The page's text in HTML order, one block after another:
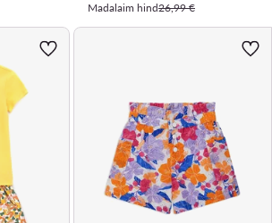
Madalaim hind26,99 €